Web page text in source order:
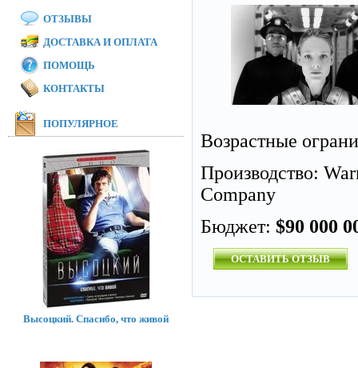
Возрастные
Производство:
Company
Бюджет: $90 000
ОСТАВИТЬ ОТЗЫВ
ОТЗЫВЫ
ДОСТАВКА И ОПЛАТА
ПОМОЩЬ
КОНТАКТЫ
ПОПУЛЯРНОЕ
Высоцкий. Спасибо, что живой